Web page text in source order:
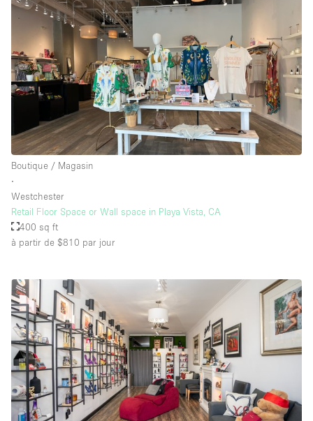
Boutique / Magasin
∙
Westchester
Retail Floor Space or Wall space in Playa Vista, CA
400 sq ft
à partir de $810 par jour